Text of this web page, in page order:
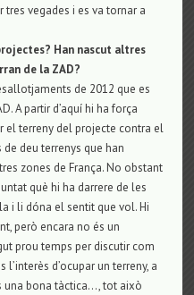
vegades i es va tornar a
Han nascut altres
de la ZAD?
de 2012 que es
A partir d’aquí hi ha força
el terreny del projecte contra el
deu terrenys que han
zones de França. No obstant
què hi ha darrere de les
i li dóna el sentit que vol. Hi
però encara no és un
prou temps per discutir com
d’ocupar un terreny, a
una bona tàctica…, tot això